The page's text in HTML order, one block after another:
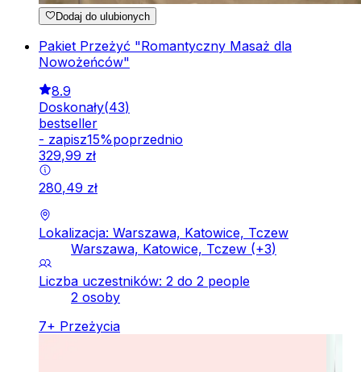
Dodaj do ulubionych
Pakiet Przeżyć "Romantyczny Masaż dla
Nowożeńców"
8.9
Doskonały(43)
bestseller
- zapisz15%poprzednio
329,99 zł
280,49 zł
Lokalizacja: Warszawa, Katowice, Tczew
Warszawa, Katowice, Tczew (+3)
Liczba uczestników: 2 do 2 people
2 osoby
7+ Przeżycia